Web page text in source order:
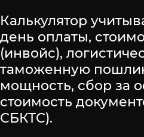
Калькулятор
день оплаты,
(инвойс),
таможенную
мощность, сбор за
стоимость
СБКТС).